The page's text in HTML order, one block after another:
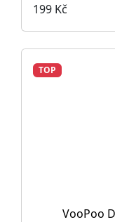
199 Kč
TOP
VooPoo